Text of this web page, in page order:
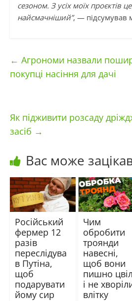
сезоном. З усіх моїх проєктів
найсмачніший”, — підсумував
← Агрономи назвали
покупці насіння для дачі
Як підживити розсаду
засіб →
Вас може
Російський
фермер 12
разів
переслідува
в Путіна,
щоб
подарувати
йому сир
Чим
обробити
троянди
навесні,
щоб вони
пишно
і не
влітку